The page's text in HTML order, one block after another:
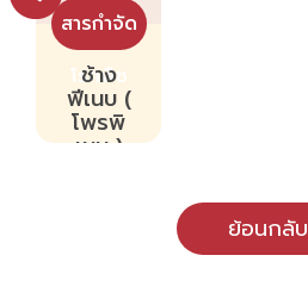
สารกำจัด
โรคพืช
ช้าง
ฟีเนบ (
โพรพิ
เนบ )
ย้อนกลับ